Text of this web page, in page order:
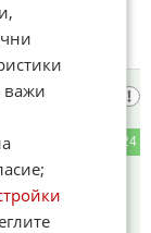
24
себе си-
е била
важи